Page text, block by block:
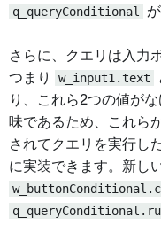
q_queryConditional
さらに、クエリは入力
つまり
w_input1.text
り、これら2つの値が
味であるため、これら
されてクエリを実行し
に実装できます。新し